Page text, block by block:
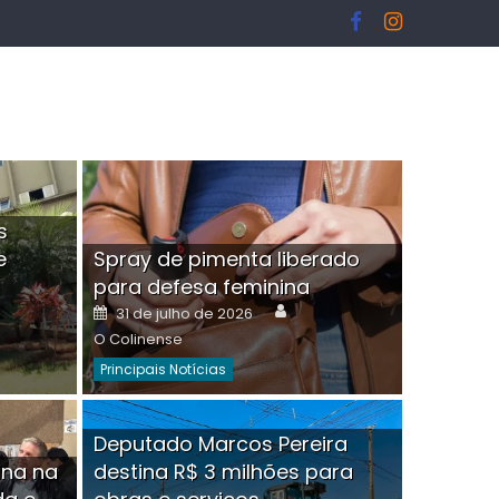
Martins Tristão é
mascarado
Spray de pimenta liberado
para defesa feminina
Posted
on
31 de julho de 2026 Author
O Colinense
Principais Notícias
na
Deputado Marcos Pereira
destina R$ 3 milhões para